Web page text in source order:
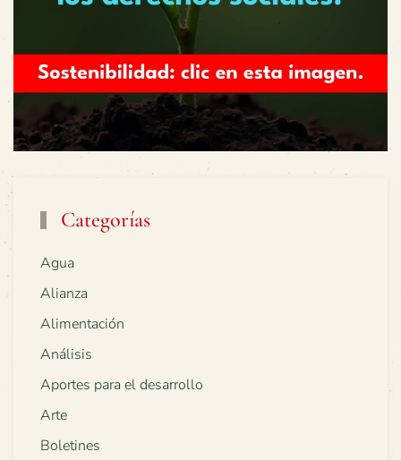
Categorías
Agua
Alianza
Alimentación
Análisis
Aportes para el desarrollo
Arte
Boletines